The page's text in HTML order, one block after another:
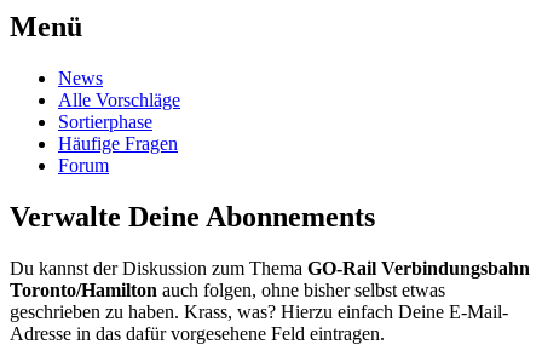
Menü
Zum
Inhalt
springen
News
Alle Vorschläge
Sortierphase
Häufige Fragen
Forum
Verwalte Deine Abonnements
Du kannst der Diskussion zum Thema GO-Rail Verbindungsbahn
Toronto/Hamilton auch folgen, ohne bisher selbst etwas
geschrieben zu haben. Krass, was? Hierzu einfach Deine E-Mail-
Adresse in das dafür vorgesehene Feld eintragen.